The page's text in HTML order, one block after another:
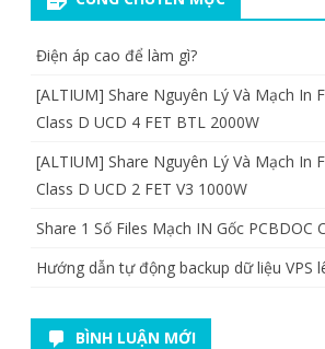
Điện áp cao để làm gì?
[ALTIUM] Share Nguyên Lý Và Mạch In
Class D UCD 4 FET BTL 2000W
[ALTIUM] Share Nguyên Lý Và Mạch In
Class D UCD 2 FET V3 1000W
Share 1 Số Files Mạch IN Gốc PCBDOC
Hướng dẫn tự động backup dữ liệu VPS
BÌNH LUẬN MỚI